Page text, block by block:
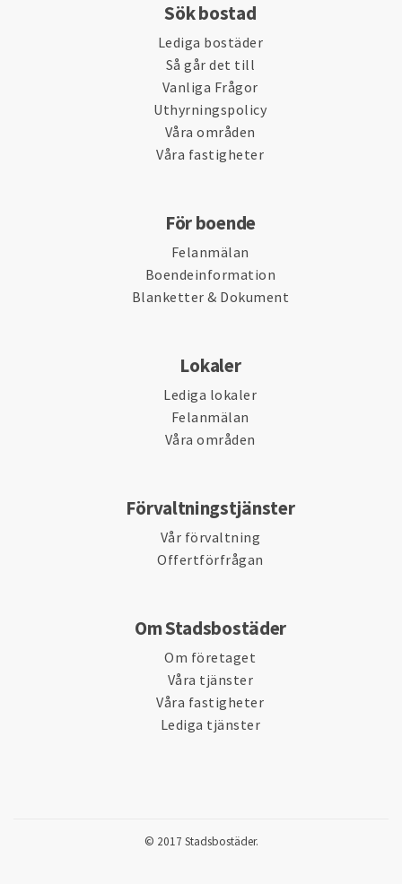
Sök bostad
Lediga bostäder
Så går det till
Vanliga Frågor
Uthyrningspolicy
Våra områden
Våra fastigheter
För boende
Felanmälan
Boendeinformation
Blanketter & Dokument
Lokaler
Lediga lokaler
Felanmälan
Våra områden
Förvaltningstjänster
Vår förvaltning
Offertförfrågan
Om Stadsbostäder
Om företaget
Våra tjänster
Våra fastigheter
Lediga tjänster
© 2017 Stadsbostäder.